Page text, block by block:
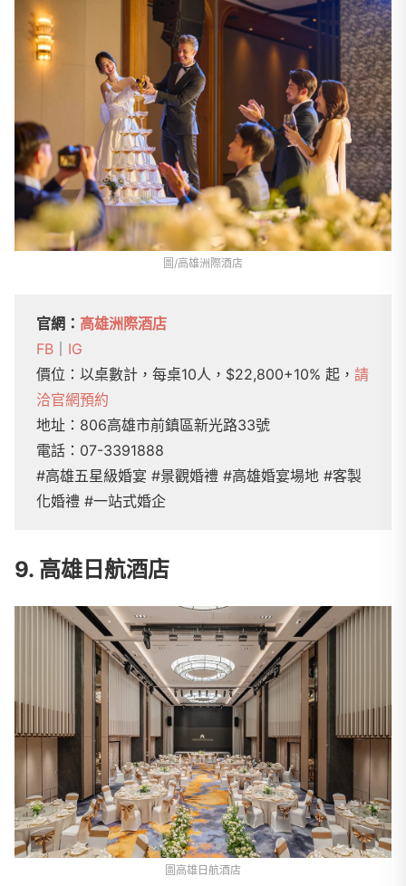
圖/高雄洲際酒店
官網： 高雄洲際酒店
FB
IG
價位：以桌數計，每桌10人，$22,800+10% 起， 請
洽官網預約
地址：806高雄市前鎮區新光路33號
電話：07-3391888
#高雄五星級婚宴 #景觀婚禮 #高雄婚宴場地 #客製
化婚禮 #一站式婚企
9. 高雄日航酒店
圖高雄日航酒店